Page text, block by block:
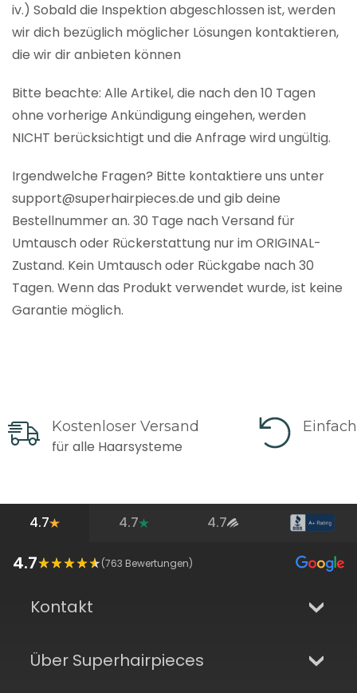
iv.) Sobald die Inspektion abgeschlossen ist, werden
wir dich bezüglich möglicher Lösungen kontaktieren,
die wir dir anbieten können
Bitte beachte: Alle Artikel, die nach den 10 Tagen
ohne vorherige Ankündigung eingehen, werden
NICHT berücksichtigt und die Anfrage wird ungültig.
Irgendwelche Fragen? Bitte kontaktiere uns unter
support@superhairpieces.de und gib deine
Bestellnummer an. 30 Tage nach Versand für
Umtausch oder Rückerstattung nur im ORIGINAL-
Zustand. Kein Umtausch oder Rückgabe nach 30
Tagen. Wenn das Produkt verwendet wurde, ist keine
Garantie möglich.
Kostenloser Versand
für alle Haarsysteme
4.7 4.7 4.7
4.7 (763 Bewertungen)
Kontakt
Über Superhairpieces